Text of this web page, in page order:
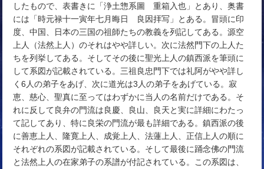
したもので、表書きに「浄土惣系圖 重箱入也」とあり、奥書
には「時元禄十一寅年七月晦日 良因拝写」とある。冒頭に印
度、中国、日本の三国の祖師たちの教義を列記してある。源空
上人（法然上人）のそれはやや詳しい。次に法然門下の上人た
ちを列挙してある。そしてその後に聖光上人の鎮西派を筆頭に
して系図が記載されている。三祖良忠門下では礼阿がやや詳し
く6人の弟子をあげ、次に道光は3人の弟子をあげている。寂
恵、慈心、聖真に至ってはわずかに当人の名前だけである。そ
れに反して良弁の門流は良慶、良山、良天と実に詳細にわたっ
て記してあり、特に良栄の門流が最も詳細である。鎮西派の後
に善恵上人、隆寛上人、成覚上人、法蓮上人、正信上人の順に
それぞれの系図が記載されている。そして最後に踊念佛の門流
と法然上人の在家弟子の系譜が付記されている。この系図は、